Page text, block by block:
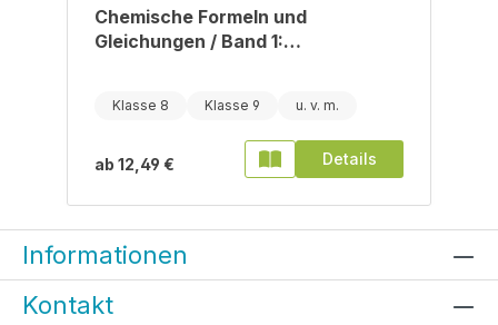
Chemische Formeln und
Gleichungen / Band 1:
Klasse 8 Klasse 9
ab 12,49 € Details
Informationen
Kontakt